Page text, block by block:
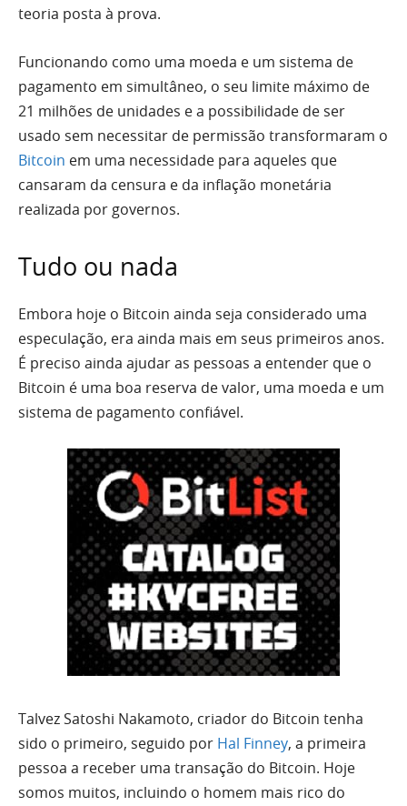
teoria posta à prova.
Funcionando como uma moeda e um sistema de
pagamento em simultâneo, o seu limite máximo de
21 milhões de unidades e a possibilidade de ser
usado sem necessitar de permissão transformaram o
Bitcoin em uma necessidade para aqueles que
cansaram da censura e da inflação monetária
realizada por governos.
Tudo ou nada
Embora hoje o Bitcoin ainda seja considerado uma
especulação, era ainda mais em seus primeiros anos.
É preciso ainda ajudar as pessoas a entender que o
Bitcoin é uma boa reserva de valor, uma moeda e um
sistema de pagamento confiável.
Talvez Satoshi Nakamoto, criador do Bitcoin tenha
sido o primeiro, seguido por Hal Finney, a primeira
pessoa a receber uma transação do Bitcoin. Hoje
somos muitos, incluindo o homem mais rico do